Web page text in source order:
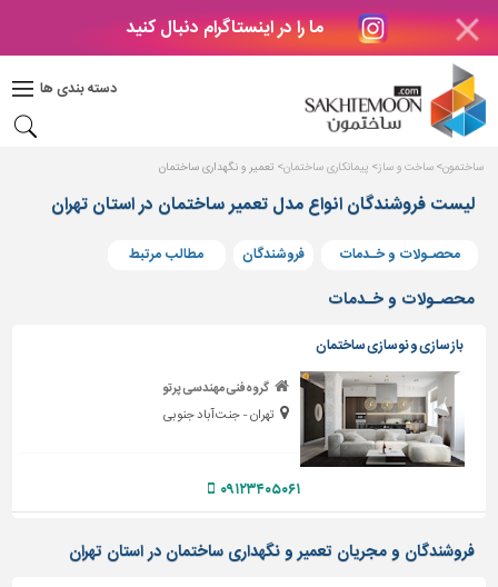
ما را در اینستاگرام دنبال کنید
دسته بندی ها
دکوراسیون
بتن
های
بتنی
و
پنجره
ساختمانی
پله،
نرده
و
حفاظ
و
ساختمون ساخت و ساز پیمانکاری ساختمان تعمیر و نگهداری ساختمان
لیست فروشندگان انواع مدل تعمیر ساختمان در استان تهران
محصـولات و خـدمات فروشندگان مطالب مرتبط
محصـولات و خـدمات
بازسازی و نوسازی ساختمان
گروه فنی مهندسی پرتو
تهران - جنت آباد جنوبی
۰۹۱۲۳۴۰۵۰۶۱
فروشندگان و مجریان تعمیر و نگهداری ساختمان در استان تهران